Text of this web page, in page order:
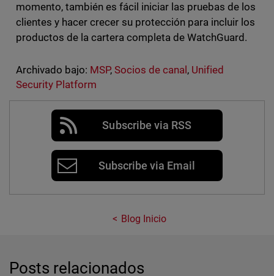
momento, también es fácil iniciar las pruebas de los
clientes y hacer crecer su protección para incluir los
productos de la cartera completa de WatchGuard.
Archivado bajo: MSP, Socios de canal , Unified
Security Platform
Subscribe via RSS
Subscribe via Email
Blog Inicio
Posts relacionados